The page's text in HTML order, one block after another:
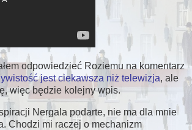
odpowiedzieć Roziemu na komentarz
jest ciekawsza niż telewizja, ale
więc będzie kolejny wpis.
Nergala podarte, nie ma dla mnie
Chodzi mi raczej o mechanizm